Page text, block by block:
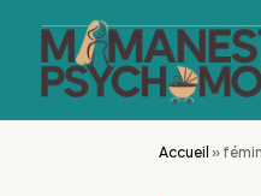
Accueil »